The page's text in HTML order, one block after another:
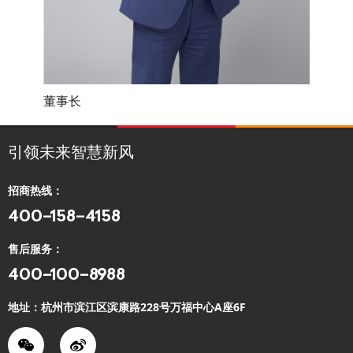
董事长
引领未来智慧新风
招商热线：
400-158-4158
售后服务：
400-100-8988
地址：杭州市滨江区滨康路228号万福中心A座6F